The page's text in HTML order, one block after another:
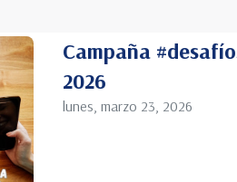
Campaña
2026
lunes, marzo 23, 2026